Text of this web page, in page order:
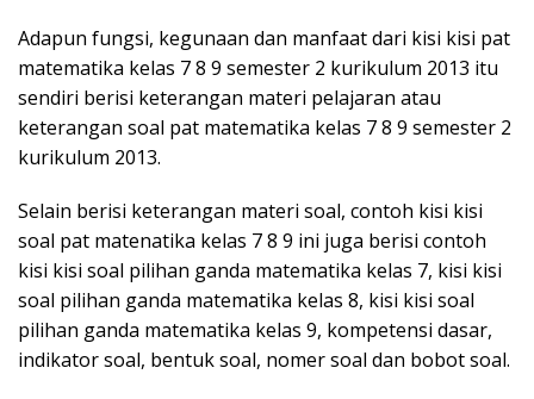
Adapun fungsi, kegunaan dan manfaat dari kisi kisi pat
matematika kelas 7 8 9 semester 2 kurikulum 2013 itu
sendiri berisi keterangan materi pelajaran atau
keterangan soal pat matematika kelas 7 8 9 semester 2
kurikulum 2013.
Selain berisi keterangan materi soal, contoh kisi kisi
soal pat matenatika kelas 7 8 9 ini juga berisi contoh
kisi kisi soal pilihan ganda matematika kelas 7, kisi kisi
soal pilihan ganda matematika kelas 8, kisi kisi soal
pilihan ganda matematika kelas 9, kompetensi dasar,
indikator soal, bentuk soal, nomer soal dan bobot soal.